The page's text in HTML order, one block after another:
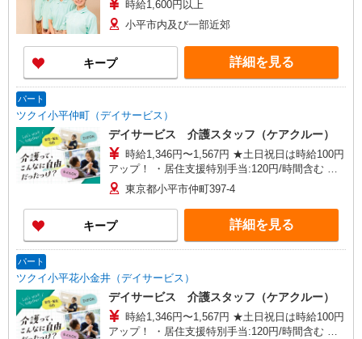
時給1,600円以上
小平市内及び一部近郊
キープ 詳細を見る
パート
ツクイ小平仲町（デイサービス）
デイサービス 介護スタッフ（ケアクルー）
時給1,346円〜1,567円 ★土日祝日は時給100円
アップ！ ・居住支援特別手当:120円/時間含む ※
給与幅は資格・経験等による
東京都小平市仲町397-4
キープ 詳細を見る
パート
ツクイ小平花小金井（デイサービス）
デイサービス 介護スタッフ（ケアクルー）
時給1,346円〜1,567円 ★土日祝日は時給100円
アップ！ ・居住支援特別手当:120円/時間含む ※